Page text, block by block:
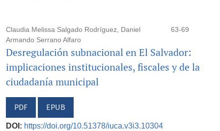
Claudia Melissa Salgado Rodríguez, Daniel
Armando Serrano Alfaro
63-69
Desregulación subnacional en El Salvador:
implicaciones institucionales, fiscales y de la
ciudadanía municipal
PDF EPUB
DOI: https://doi.org/10.51378/iuca.v3i3.10304